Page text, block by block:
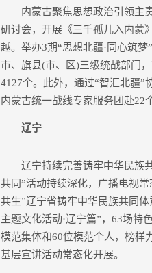
内蒙古聚焦思想政治引领主责
研讨会，开展《三千孤儿入内蒙
越。举办3期“思想北疆·同心筑
市、旗县(市、区)三级统战部门
4127个。此外，通过“智汇北疆”
内蒙古统一战线专家服务团赴22
辽宁
辽宁持续完善铸牢中华民族共
共同”活动持续深化，广播电视
共生”辽宁省铸牢中华民族共同
主题文化活动·辽宁篇”，63场特
模范集体和60位模范个人，榜样
基层宣讲活动常态化开展。